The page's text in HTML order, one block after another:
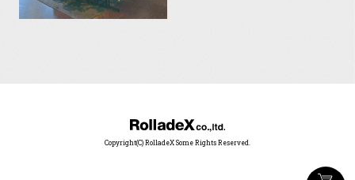
Copyright(C) RolladeX Some Rights Reserved.